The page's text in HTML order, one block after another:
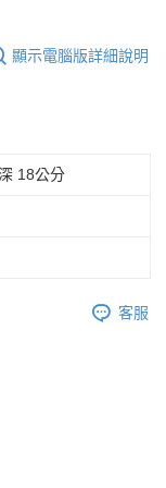
顯示電腦版詳細說明
18公分
客服